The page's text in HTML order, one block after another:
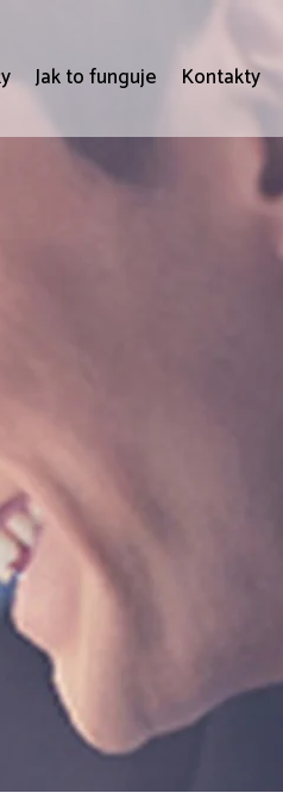
Jak to funguje Kontakty